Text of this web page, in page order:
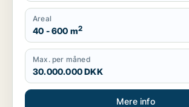
Areal
40 - 600 m2
Max. per måned
30.000.000 DKK
Mere info